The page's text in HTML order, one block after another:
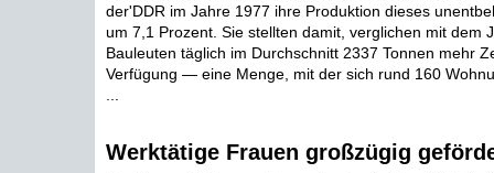
der'DDR im Jahre 1977 ihre Produktion dieses
um 7,1 Prozent. Sie stellten damit, verglichen mit dem
Bauleuten täglich im Durchschnitt 2337 Tonnen mehr
Verfügung — eine Menge, mit der sich rund 160
Werktätige Frauen großzügig